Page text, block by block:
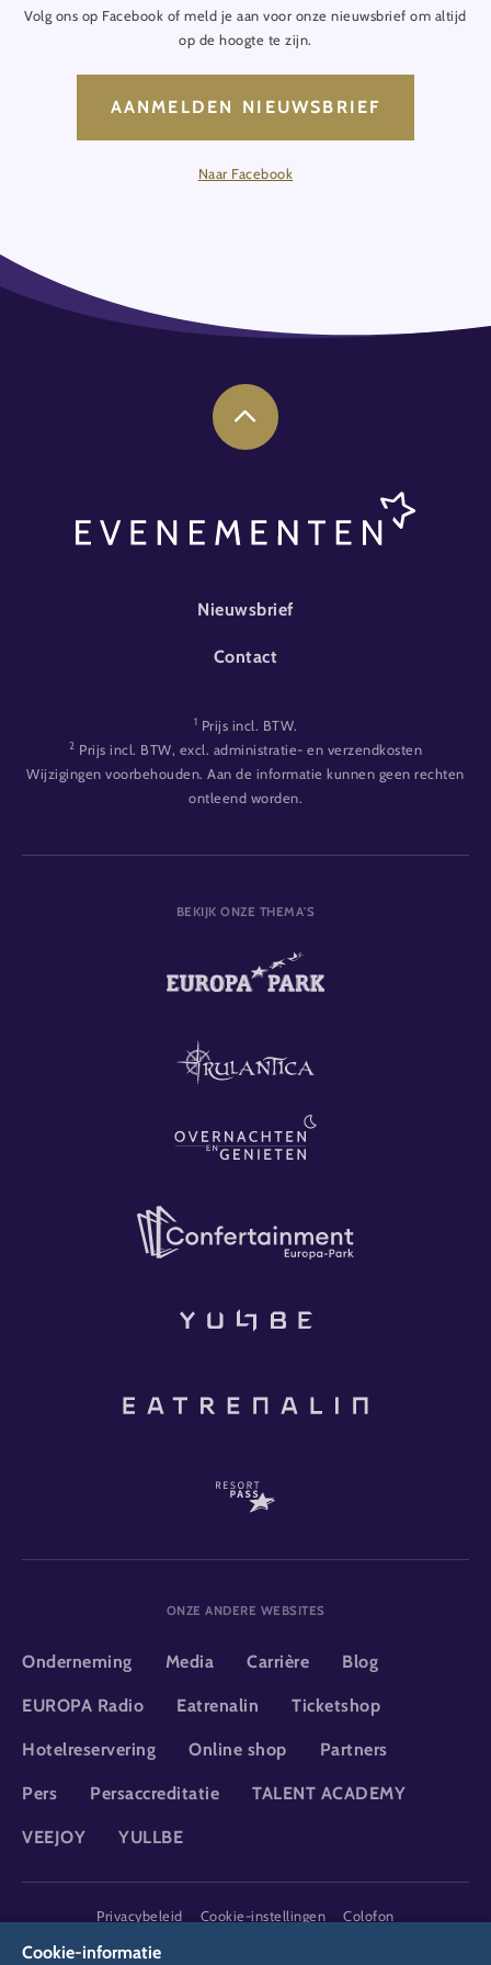
Volg ons op Facebook of meld je aan voor onze nieuwsbrief om altijd
op de hoogte te zijn.
AANMELDEN NIEUWSBRIEF
Naar Facebook
FOOTER-EVENT
Nieuwsbrief
Contact
1 Prijs incl. BTW.
2 Prijs incl. BTW, excl. administratie- en verzendkosten
Wijzigingen voorbehouden. Aan de informatie kunnen geen rechten
ontleend worden.
BEKIJK ONZE THEMA'S
ONZE ANDERE WEBSITES
Onderneming Media Carrière Blog
EUROPA Radio Eatrenalin Ticketshop
Hotelreservering Online shop Partners
Pers Persaccreditatie TALENT ACADEMY
VEEJOY YULLBE
DSGVO
Privacybeleid Cookie-instellingen
Colofon
Cookie-informatie